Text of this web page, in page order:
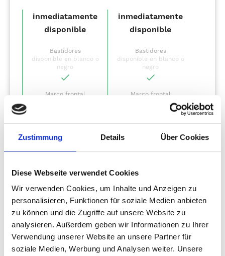
Zustimmung Details Über Cookies
Diese Webseite verwendet Cookies
Wir verwenden Cookies, um Inhalte und Anzeigen zu
personalisieren, Funktionen für soziale Medien anbieten
zu können und die Zugriffe auf unsere Website zu
analysieren. Außerdem geben wir Informationen zu Ihrer
Verwendung unserer Website an unsere Partner für
soziale Medien, Werbung und Analysen weiter. Unsere
inmediatamente
disponible
inmediatamente
disponible
Bastidores
disponible en blanco o
negro
Bastidores
disponible en blanco o
negro
Marco frontal
Marco frontal
(en función del
Compatible con placa
de rodillos
no
Compatible con placa
de rodillos
Aplicaciones laterales
(La Fig. muestra la
página app 1)
Aplicaciones laterales
(La Fig. muestra la
página app 1)
frontales/laterales
Paneles
frontales/laterales